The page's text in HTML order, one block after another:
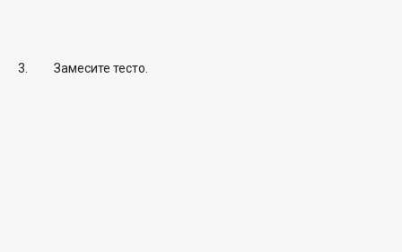
Замесите тесто.